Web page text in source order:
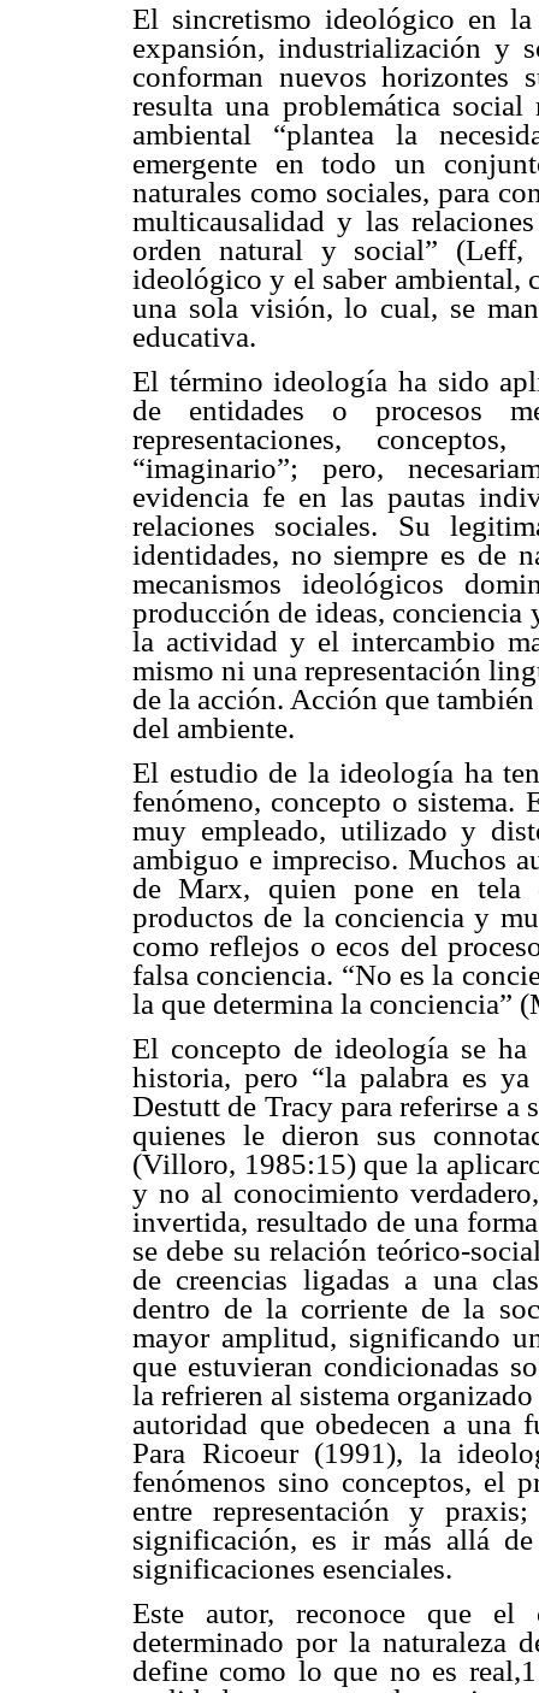
El sincretismo ideológico en
expansión, industrialización y
conforman nuevos horizontes
resulta una problemática
ambiental “plantea la
emergente en todo un
naturales como sociales, para
multicausalidad y las
orden natural y social” (Leff,
ideológico y el saber ambiental,
una sola visión, lo cual, se
educativa.
El término ideología ha sido
de entidades o procesos
representaciones,
“imaginario”; pero,
evidencia fe en las pautas
relaciones sociales. Su
identidades, no siempre es de
mecanismos ideológicos
producción de ideas, conciencia
la actividad y el intercambio
mismo ni una representación
de la acción. Acción que
del ambiente.
El estudio de la ideología ha
fenómeno, concepto o sistema.
muy empleado, utilizado y
ambiguo e impreciso. Muchos
de Marx, quien pone en tela
productos de la conciencia y
como reflejos o ecos del
falsa conciencia. “No es la
la que determina la conciencia”
El concepto de ideología se
historia, pero “la palabra es
Destutt de Tracy para referirse a
quienes le dieron sus
(Villoro, 1985:15) que la
y no al conocimiento
invertida, resultado de una
se debe su relación teórico-
de creencias ligadas a una
dentro de la corriente de la
mayor amplitud, significando
que estuvieran condicionadas
la refrieren al sistema
autoridad que obedecen a
Para Ricoeur (1991), la
fenómenos sino conceptos, el
entre representación y
significación, es ir más allá
significaciones esenciales.
Este autor, reconoce que el
determinado por la naturaleza
define como lo que no es